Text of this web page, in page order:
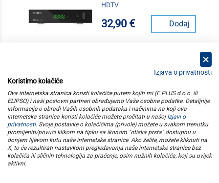
HDTV
32,90 € Dodaj
kategorije
elipso
informacije
pratite nas
Izjava o privatnosti
Koristimo kolačiće
Ova internetska stranica koristi kolačiće putem kojih mi (E PLUS d.o.o. ili
ELIPSO) i naši poslovni partneri obrađujemo Vaše osobne podatke. Detaljnije
informacije o obradi Vaših osobnih podataka i načinima na koji ova
internetska stranica koristi kolačiće možete pročitati u našoj Izjavi o
privatnosti. Svoje postavke o kolačićima (privole) možete u svakom trenutku
promijeniti/povući klikom na tipku sa ikonom "otiska prsta" dostupnu u
donjem lijevom kutu naše internetske stranice. Ako želite, možete kliknuti na
X, to će rezultirati nastavkom pregledavanja naše internetske stranice bez
kolačića ili sličnih tehnologija za praćenje, osim nužnih kolačića, koji su uvijek
aktivni.